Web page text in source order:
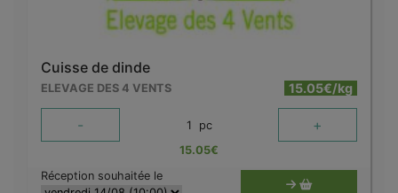
Cuisse de dinde
ELEVAGE DES 4 VENTS 15.05€/kg
- 1 pc +
15.05€
Réception souhaitée le